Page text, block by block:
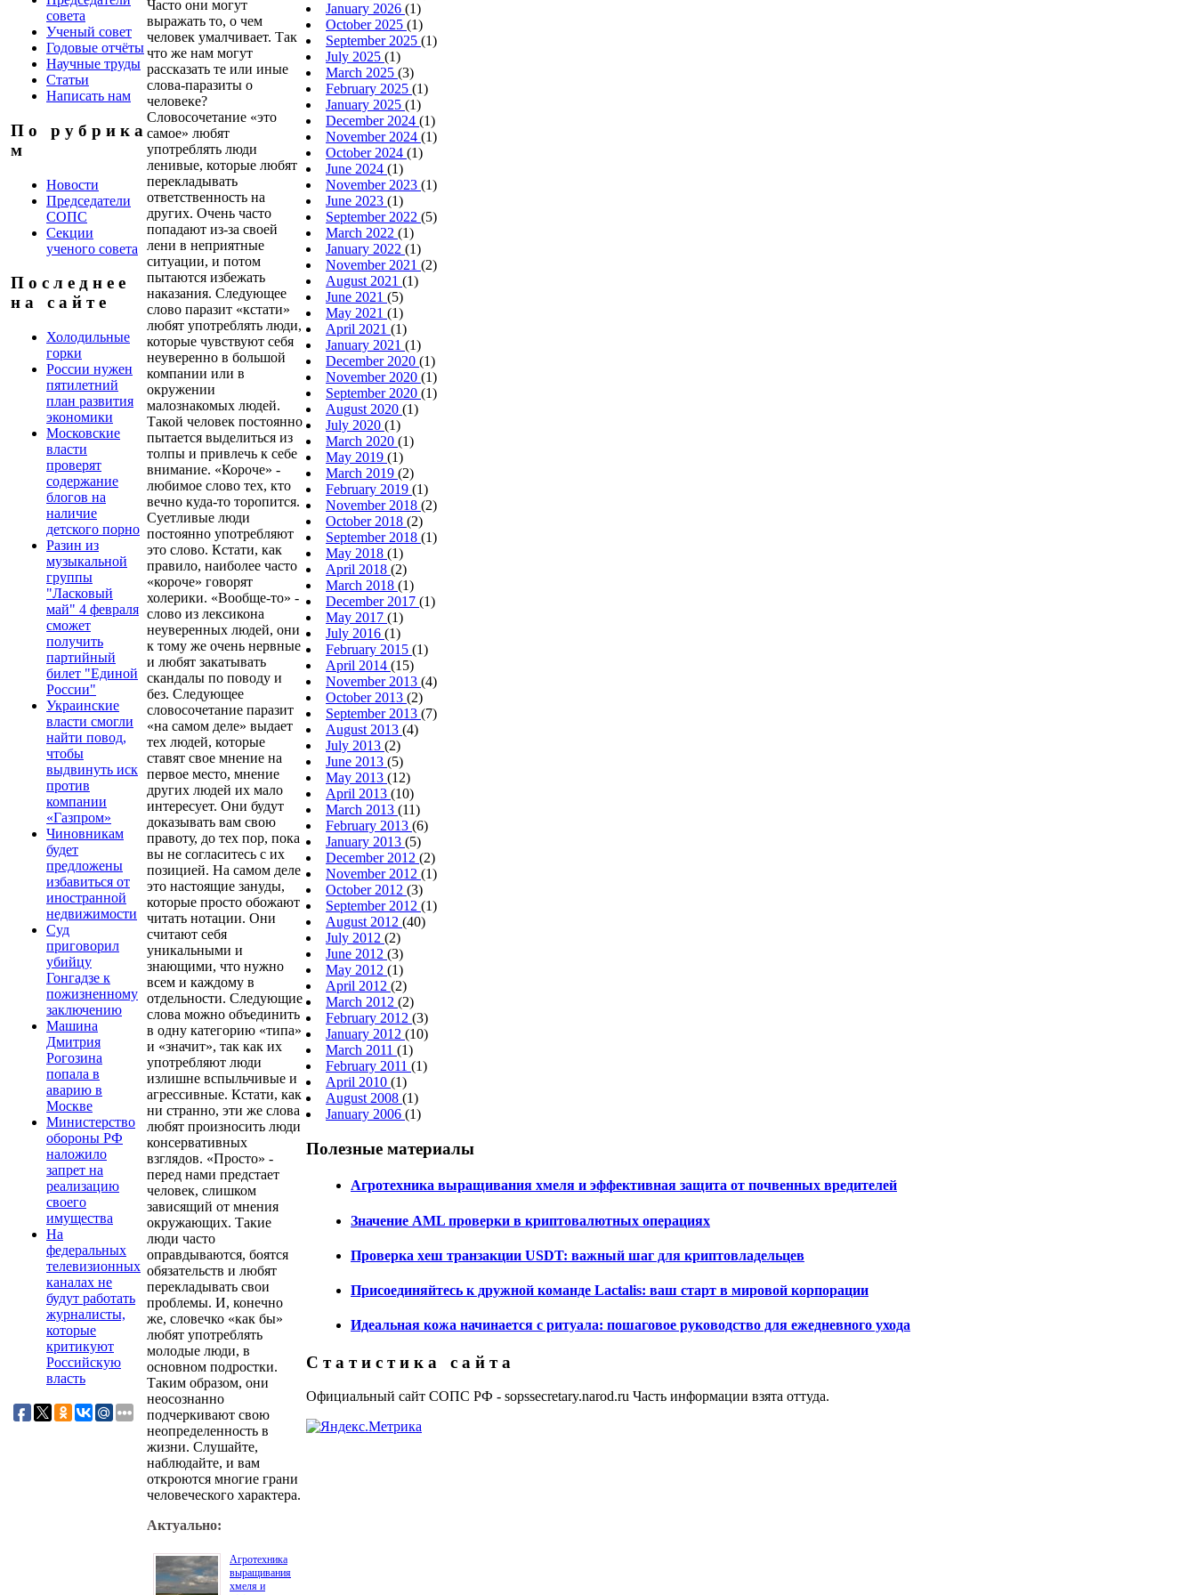
совета
Ученый совет
Годовые отчёты
Научные труды
Статьи
Написать нам
П о р у б р и к а
м
Новости
Председатели
СОПС
Секции
ученого совета
П о с л е д н е е
н а с а й т е
Холодильные
горки
России нужен
пятилетний
план развития
экономики
Московские
власти
проверят
содержание
блогов на
наличие
детского порно
Разин из
музыкальной
группы
"Ласковый
май" 4 февраля
сможет
получить
партийный
билет "Единой
России"
Украинские
власти смогли
найти повод,
чтобы
выдвинуть иск
против
компании
«Газпром»
Чиновникам
будет
предложены
избавиться от
иностранной
недвижимости
Суд
приговорил
убийцу
Гонгадзе к
пожизненному
заключению
Машина
Дмитрия
Рогозина
попала в
аварию в
Москве
Министерство
обороны РФ
наложило
запрет на
реализацию
своего
имущества
На
федеральных
телевизионных
каналах не
будут работать
журналисты,
которые
критикуют
Российскую
власть
Часто они могут
выражать то, о чем
человек умалчивает. Так
что же нам могут
рассказать те или иные
слова-паразиты о
человеке?
Словосочетание «это
самое» любят
употреблять люди
ленивые, которые любят
перекладывать
ответственность на
других. Очень часто
попадают из-за своей
лени в неприятные
ситуации, и потом
пытаются избежать
наказания. Следующее
слово паразит «кстати»
любят употреблять люди,
которые чувствуют себя
неуверенно в большой
компании или в
окружении
малознакомых людей.
Такой человек постоянно
пытается выделиться из
толпы и привлечь к себе
внимание. «Короче» -
любимое слово тех, кто
вечно куда-то торопится.
Суетливые люди
постоянно употребляют
это слово. Кстати, как
правило, наиболее часто
«короче» говорят
холерики. «Вообще-то» -
слово из лексикона
неуверенных людей, они
к тому же очень нервные
и любят закатывать
скандалы по поводу и
без. Следующее
словосочетание паразит
«на самом деле» выдает
тех людей, которые
ставят свое мнение на
первое место, мнение
других людей их мало
интересует. Они будут
доказывать вам свою
правоту, до тех пор, пока
вы не согласитесь с их
позицией. На самом деле
это настоящие зануды,
которые просто обожают
читать нотации. Они
считают себя
уникальными и
знающими, что нужно
всем и каждому в
отдельности. Следующие
слова можно объединить
в одну категорию «типа»
и «значит», так как их
употребляют люди
излишне вспыльчивые и
агрессивные. Кстати, как
ни странно, эти же слова
любят произносить люди
консервативных
взглядов. «Просто» -
перед нами предстает
человек, слишком
зависящий от мнения
окружающих. Такие
люди часто
оправдываются, боятся
обязательств и любят
перекладывать свои
проблемы. И, конечно
же, словечко «как бы»
любят употреблять
молодые люди, в
основном подростки.
Таким образом, они
неосознанно
подчеркивают свою
неопределенность в
жизни. Слушайте,
наблюдайте, и вам
откроются многие грани
человеческого характера.
Актуально:
Агротехника
выращивания
хмеля и
January 2026 (1)
October 2025 (1)
September 2025 (1)
July 2025 (1)
March 2025 (3)
February 2025 (1)
January 2025 (1)
December 2024 (1)
November 2024 (1)
October 2024 (1)
June 2024 (1)
November 2023 (1)
June 2023 (1)
September 2022 (5)
March 2022 (1)
January 2022 (1)
November 2021 (2)
August 2021 (1)
June 2021 (5)
May 2021 (1)
April 2021 (1)
January 2021 (1)
December 2020 (1)
November 2020 (1)
September 2020 (1)
August 2020 (1)
July 2020 (1)
March 2020 (1)
May 2019 (1)
March 2019 (2)
February 2019 (1)
November 2018 (2)
October 2018 (2)
September 2018 (1)
May 2018 (1)
April 2018 (2)
March 2018 (1)
December 2017 (1)
May 2017 (1)
July 2016 (1)
February 2015 (1)
April 2014 (15)
November 2013 (4)
October 2013 (2)
September 2013 (7)
August 2013 (4)
July 2013 (2)
June 2013 (5)
May 2013 (12)
April 2013 (10)
March 2013 (11)
February 2013 (6)
January 2013 (5)
December 2012 (2)
November 2012 (1)
October 2012 (3)
September 2012 (1)
August 2012 (40)
July 2012 (2)
June 2012 (3)
May 2012 (1)
April 2012 (2)
March 2012 (2)
February 2012 (3)
January 2012 (10)
March 2011 (1)
February 2011 (1)
April 2010 (1)
August 2008 (1)
January 2006 (1)
Полезные материалы
Агротехника выращивания хмеля и эффективная защита от почвенных вредителей
Значение AML проверки в криптовалютных операциях
Проверка хеш транзакции USDT: важный шаг для криптовладельцев
Присоединяйтесь к дружной команде Lactalis: ваш старт в мировой корпорации
Идеальная кожа начинается с ритуала: пошаговое руководство для ежедневного ухода
С т а т и с т и к а с а й т а
Официальный сайт СОПС РФ - sopssecretary.narod.ru Часть информации взята оттуда.